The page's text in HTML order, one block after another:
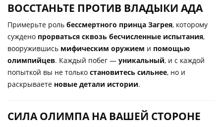
ВОССТАНЬТЕ ПРОТИВ ВЛАДЫКИ АДА
Примерьте роль бессмертного принца Загрея, которому
суждено прорваться сквозь бесчисленные испытания,
вооружившись мифическим оружием и помощью
олимпийцев. Каждый побег — уникальный, и с каждой
попыткой вы не только становитесь сильнее, но и
раскрываете новые детали истории.
СИЛА ОЛИМПА НА ВАШЕЙ СТОРОНЕ